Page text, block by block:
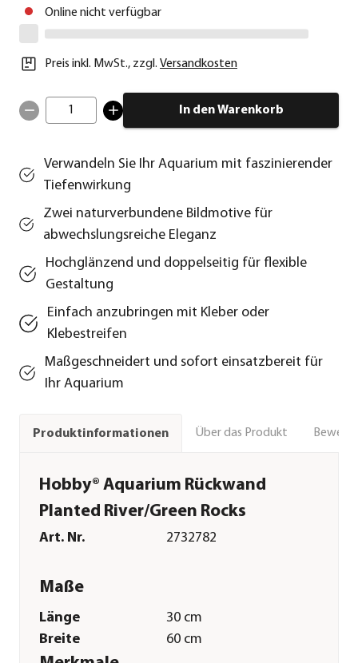
Online nicht verfügbar
Preis inkl. MwSt., zzgl. Versandkosten
1 In den Warenkorb
Verwandeln Sie Ihr Aquarium mit faszinierender
Tiefenwirkung
Zwei naturverbundene Bildmotive für
abwechslungsreiche Eleganz
Hochglänzend und doppelseitig für flexible
Gestaltung
Einfach anzubringen mit Kleber oder
Klebestreifen
Maßgeschneidert und sofort einsatzbereit für
Ihr Aquarium
Produktinformationen Über das Produkt
Hobby® Aquarium Rückwand
Planted River/Green Rocks
Art. Nr. 2732782
Maße
Länge
30 cm
Breite
60 cm